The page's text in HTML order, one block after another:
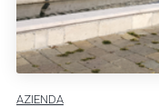
AZIENDA